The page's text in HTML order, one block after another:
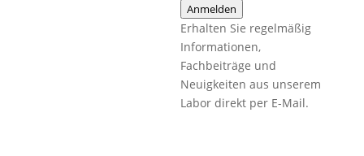
Anmelden
Erhalten Sie regelmäßig
Informationen,
Fachbeiträge und
Neuigkeiten aus unserem
Labor direkt per E-Mail.